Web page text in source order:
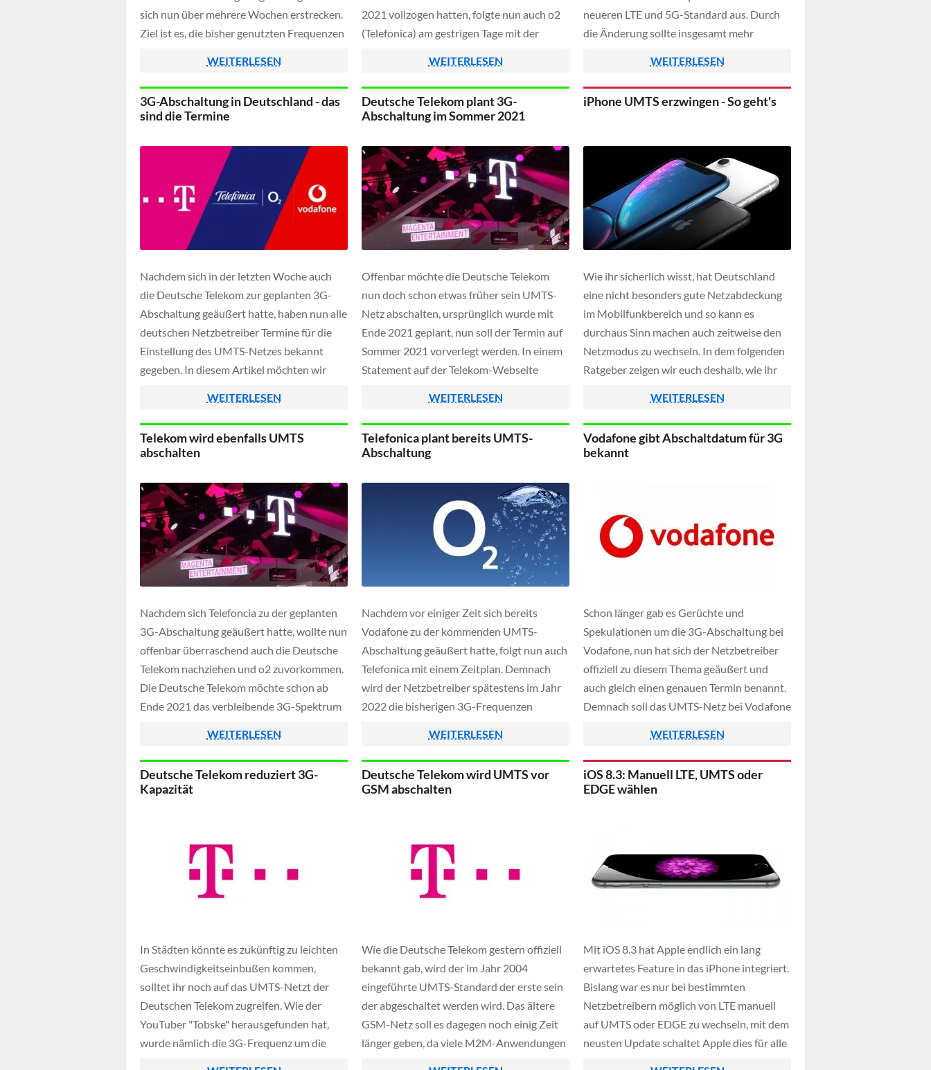
sich nun über mehrere Wochen erstrecken.
Ziel ist es, die bisher genutzten Frequenzen
und Platz für modernere
Mobilfunktechnologien zu schaffen.
WEITERLESEN
2021 vollzogen hatten, folgte nun auch o2
(Telefonica) am gestrigen Tage mit der
WEITERLESEN
neueren LTE und 5G-Standard aus. Durch
die Änderung sollte insgesamt mehr
Nutzer zur Verfügung stehen, Webseiten
und Downloads werden durch diese
Maßnahme also beschleunigt.
WEITERLESEN
3G-Abschaltung in Deutschland - das
sind die Termine
Nachdem sich in der letzten Woche auch
die Deutsche Telekom zur geplanten 3G-
Abschaltung geäußert hatte, haben nun alle
deutschen Netzbetreiber Termine für die
Einstellung des UMTS-Netzes bekannt
gegeben. In diesem Artikel möchten wir
euch einen besseren Überblick über die
voraussichtlichen Abschalttermine geben.
WEITERLESEN
Deutsche Telekom plant 3G-
Abschaltung im Sommer 2021
Offenbar möchte die Deutsche Telekom
nun doch schon etwas früher sein UMTS-
Netz abschalten, ursprünglich wurde mit
Ende 2021 geplant, nun soll der Termin auf
Sommer 2021 vorverlegt werden. In einem
Statement auf der Telekom-Webseite
WEITERLESEN
iPhone UMTS erzwingen - So geht's
Wie ihr sicherlich wisst, hat Deutschland
eine nicht besonders gute Netzabdeckung
im Mobilfunkbereich und so kann es
durchaus Sinn machen auch zeitweise den
Netzmodus zu wechseln. In dem folgenden
Ratgeber zeigen wir euch deshalb, wie ihr
beschränken könnt und die LTE-Fähigkeit
deaktiviert.
WEITERLESEN
Telekom wird ebenfalls UMTS
abschalten
Nachdem sich Telefoncia zu der geplanten
3G-Abschaltung geäußert hatte, wollte nun
offenbar überraschend auch die Deutsche
Telekom nachziehen und o2 zuvorkommen.
Die Deutsche Telekom möchte schon ab
Ende 2021 das verbleibende 3G-Spektrum
wie LTE oder 5G verwenden, dies bestätigte
Unternehmenssprecher Niels Hafenrichter
dem Onlineportal Golem.de.
WEITERLESEN
Telefonica plant bereits UMTS-
Abschaltung
Nachdem vor einiger Zeit sich bereits
Vodafone zu der kommenden UMTS-
Abschaltung geäußert hatte, folgt nun auch
Telefonica mit einem Zeitplan. Demnach
wird der Netzbetreiber spätestens im Jahr
2022 die bisherigen 3G-Frequenzen
LTE oder 5G nutzen. Vorerst soll sich
allerdings noch nichts ändern, aktuell
können o2 Kunden also sowohl GSM,
WEITERLESEN
Vodafone gibt Abschaltdatum für 3G
bekannt
Schon länger gab es Gerüchte und
Spekulationen um die 3G-Abschaltung bei
Vodafone, nun hat sich der Netzbetreiber
offiziell zu diesem Thema geäußert und
auch gleich einen genauen Termin benannt.
Demnach soll das UMTS-Netz bei Vodafone
werden, das bisherige 3G-Spektrum soll
dann ausschließlich für schnellere
Netzstandards wie LTE oder 5G […]
WEITERLESEN
Deutsche Telekom reduziert 3G-
Kapazität
In Städten könnte es zukünftig zu leichten
Geschwindigkeitseinbußen kommen,
solltet ihr noch auf das UMTS-Netzt der
Deutschen Telekom zugreifen. Wie der
YouTuber "Tobske" herausgefunden hat,
wurde nämlich die 3G-Frequenz um die
Deutsche Telekom wird UMTS vor
GSM abschalten
Wie die Deutsche Telekom gestern offiziell
bekannt gab, wird der im Jahr 2004
eingeführte UMTS-Standard der erste sein
der abgeschaltet werden wird. Das ältere
GSM-Netz soll es dagegen noch einig Zeit
länger geben, da viele M2M-Anwendungen
iOS 8.3: Manuell LTE, UMTS oder
EDGE wählen
Mit iOS 8.3 hat Apple endlich ein lang
erwartetes Feature in das iPhone integriert.
Bislang war es nur bei bestimmten
Netzbetreibern möglich von LTE manuell
auf UMTS oder EDGE zu wechseln, mit dem
neusten Update schaltet Apple dies für alle